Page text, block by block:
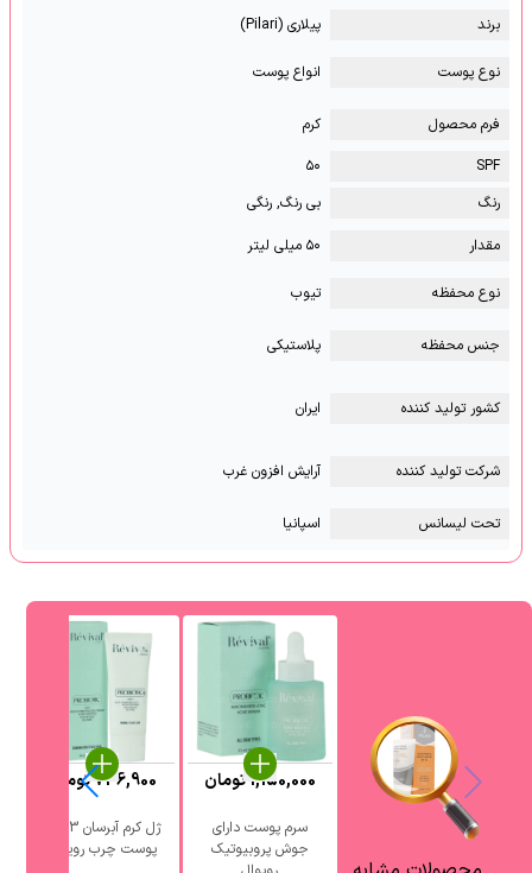
برند
پیلاری (Pilari)
نوع پوست انواع پوست
فرم محصول
کرم
SPF
۵۰
رنگ
بی رنگ, رنگی
مقدار
۵۰ میلی لیتر
نوع محفظه تیوب
جنس محفظه پلاستیکی
کشور تولید کننده ایران
شرکت تولید کننده آرایش افزون غرب
تحت لیسانس اسپانیا
سرم پوست دارای
جوش پروبیوتیک
1,150,000تومان
پوست چرب رویوال
736,900تومان